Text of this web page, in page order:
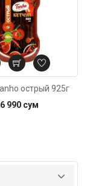
острый 925г
990 сум